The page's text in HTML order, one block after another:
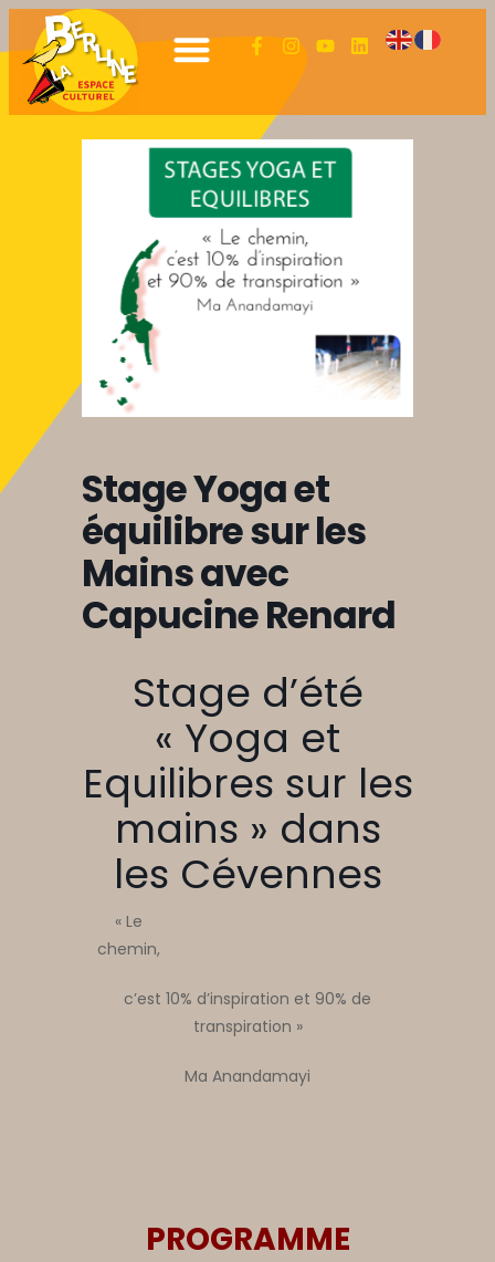
Stage Yoga et
équilibre sur les
Mains avec
Capucine Renard
Stage d’été
« Yoga et
Equilibres sur les
mains » dans
les Cévennes
« Le
chemin,
c’est 10% d’inspiration et 90% de
transpiration »
Ma Anandamayi
PROGRAMME